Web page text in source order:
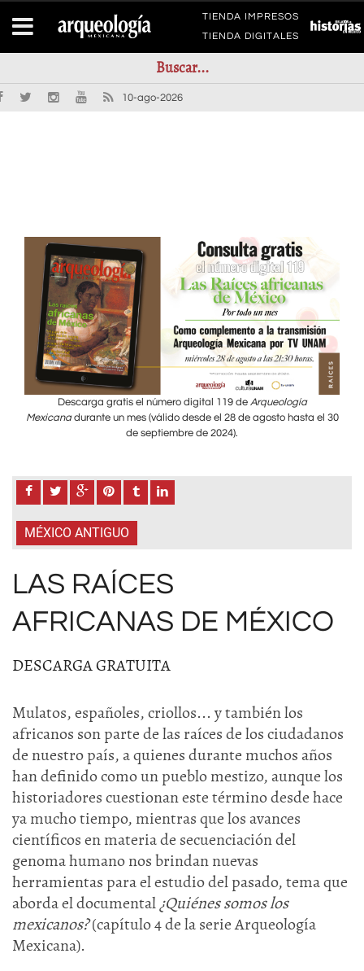
TIENDA IMPRESOS
TIENDA DIGITALES
10-ago-2026
Descarga gratis el número digital 119 de Arqueología
Mexicanadurante un mes (válido desde el 28 de agosto hasta el 30
de septiembre de 2024).
MÉXICO ANTIGUO
LAS RAÍCES
AFRICANAS DE MÉXICO
DESCARGA GRATUITA
Mulatos, españoles, criollos... y también los
africanos son parte de las raíces de los ciudadanos
de nuestro país, aquienes durante muchos años
han definido como un pueblo mestizo, aunque los
historiadores cuestionan este término desde hace
ya mucho tiempo, mientras que los avances
científicos en materia de secuenciación del
genoma humano nos brindan nuevas
herramientas para el estudio del pasado, tema que
aborda el documental¿Quiénes somos los
mexicanos?(capítulo 4 de la serie Arqueología
Mexicana).